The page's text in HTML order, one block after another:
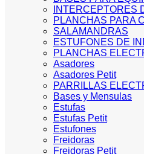
INTERCEPTORES
PLANCHAS PARA
SALAMANDRAS
ESTUFONES DE
PLANCHAS
Asadores
Asadores Petit
PARRILLAS
Bases y Mensulas
Estufas
Estufas Petit
Estufones
Freidoras
Freidoras Petit